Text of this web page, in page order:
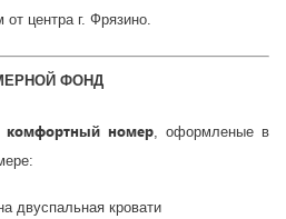
от центра г. Фрязино.
ФОНД
комфортный номер, оформленые в
двуспальная кровати